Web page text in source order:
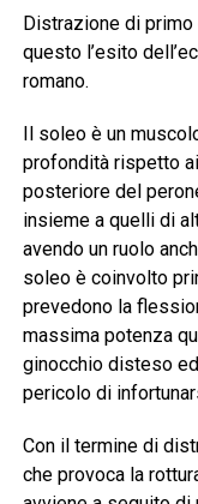
Distrazione di
questo l’esito
romano.
Il soleo è un
profondità rispetto
posteriore del
insieme a quelli di
avendo un ruolo
soleo è coinvolto
prevedono la
massima potenza
ginocchio disteso
pericolo di
Con il termine di
che provoca la